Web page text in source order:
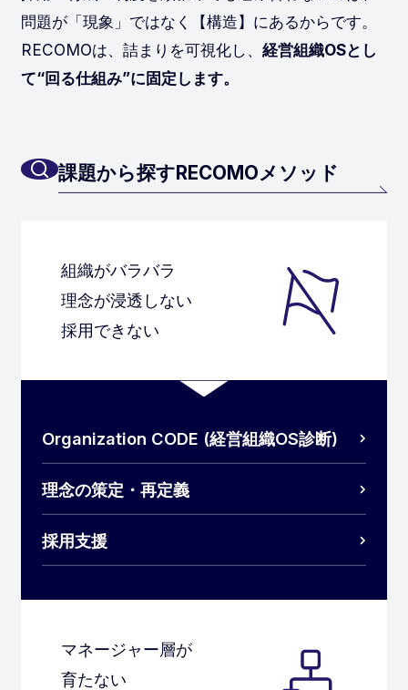
問題が「現象」ではなく【構造】にあるからです。
RECOMOは、詰まりを可視化し、 経営組織OSとし
て“回る仕組み”に固定します。
課題から探すRECOMOメソッド
組織がバラバラ
理念が浸透しない
採用できない
Organization CODE (経営組織OS診断)
理念の策定・再定義
採用支援
マネージャー層が
育たない